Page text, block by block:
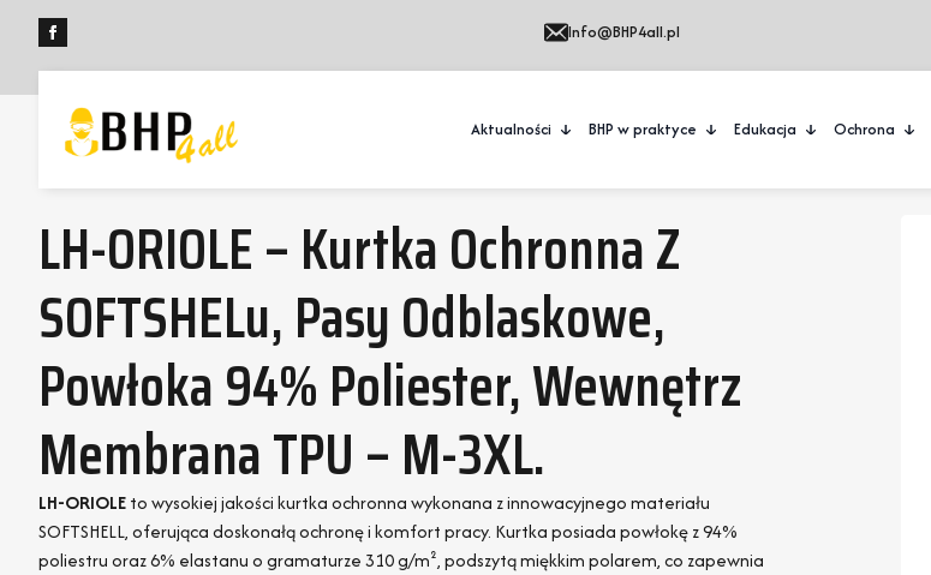
Info@BHP4all.pl
Aktualności BHP w praktyce Edukacja Ochrona
LH-ORIOLE – Kurtka Ochronna Z
SOFTSHELu, Pasy Odblaskowe,
Powłoka 94% Poliester, Wewnętrz
Membrana TPU – M-3XL.
LH-ORIOLEto wysokiej jakości kurtka ochronna wykonana z innowacyjnego materiału
SOFTSHELL, oferująca doskonałą ochronę i komfort pracy. Kurtka posiada powłokę z 94%
poliestru oraz 6% elastanu o gramaturze 310 g/m², podszytą miękkim polarem, co zapewnia